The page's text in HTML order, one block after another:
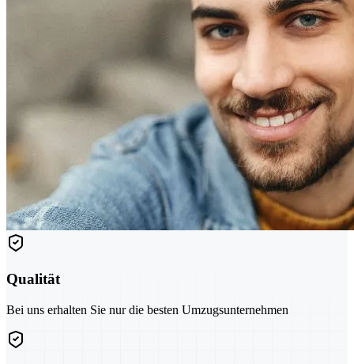
Qualität
Bei uns erhalten Sie nur die besten Umzugsunternehmen